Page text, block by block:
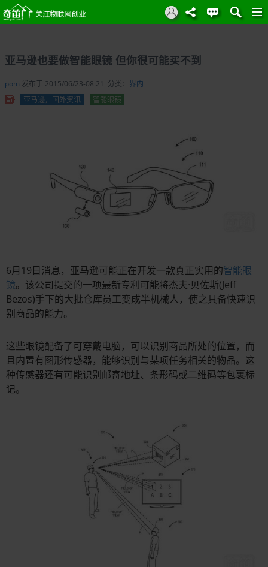
亚马逊也要做智能眼镜 但你很可能买不到
pom 发布于 2015/06/23-08:21 分类： 界内
亚马逊，国外资讯
智能眼镜
6月19日消息，亚马逊可能正在开发一款真正实用的智能眼
镜。该公司提交的一项最新专利可能将杰夫·贝佐斯(Jeff
Bezos)手下的大批仓库员工变成半机械人，使之具备快速识
别商品的能力。
这些眼镜配备了可穿戴电脑，可以识别商品所处的位置，而
且内置有图形传感器，能够识别与某项任务相关的物品。这
种传感器还有可能识别邮寄地址、条形码或二维码等包裹标
记。